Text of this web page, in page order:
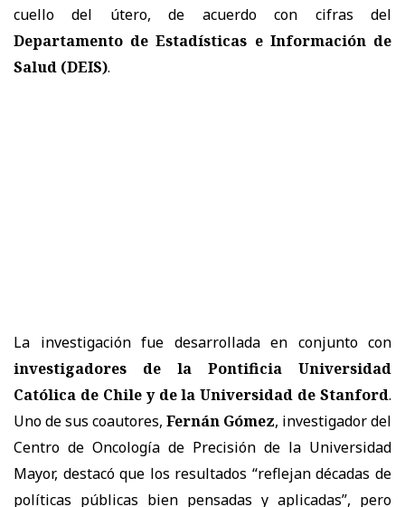
cuello del útero, de acuerdo con cifras del
Departamento de Estadísticas e Información de
Salud (DEIS).
La investigación fue desarrollada en conjunto con
investigadores de la Pontificia Universidad
Católica de Chile y de la Universidad de Stanford.
Uno de sus coautores, Fernán Gómez, investigador del
Centro de Oncología de Precisión de la Universidad
Mayor, destacó que los resultados “reflejan décadas de
políticas públicas bien pensadas y aplicadas”, pero